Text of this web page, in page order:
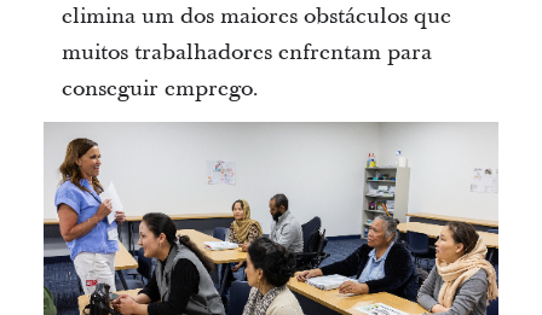
elimina um dos maiores obstáculos que
muitos trabalhadores enfrentam para
conseguir emprego.